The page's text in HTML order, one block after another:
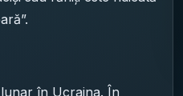
în Ucraina. În